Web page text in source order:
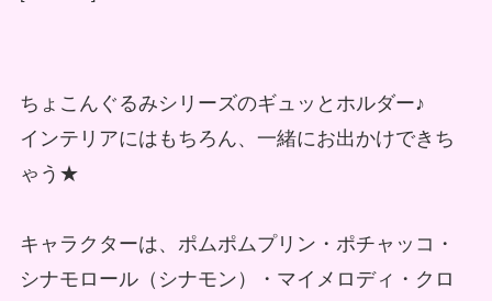
ちょこんぐるみシリーズのギュッとホルダー♪
インテリアにはもちろん、一緒にお出かけできち
ゃう★
キャラクターは、ポムポムプリン・ポチャッコ・
シナモロール（シナモン）・マイメロディ・クロ